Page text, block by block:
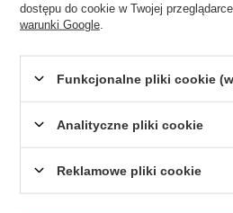
dostępu do cookie w Twojej
warunki Google
Funkcjonalne pliki cookie
Analityczne pliki cookie
Reklamowe pliki cookie